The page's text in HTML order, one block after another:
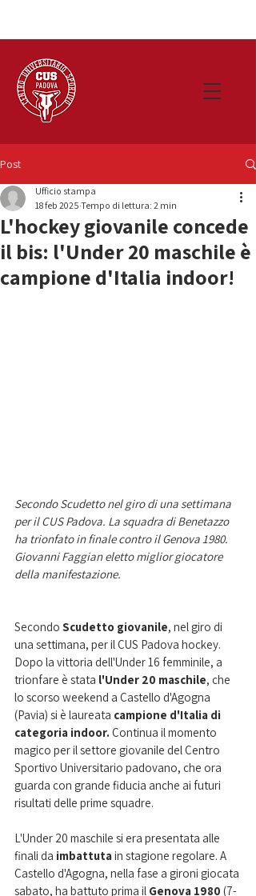
Post
L'hockey giovanile concede
il bis: l'Under 20 maschile è
campione d'Italia indoor!
Ufficio stampa
18 feb 2025 Tempo di lettura: 2 min
Secondo Scudetto nel giro di una settimana
per il CUS Padova. La squadra di Benetazzo
ha trionfato in finale contro il Genova 1980.
Giovanni Faggian eletto miglior giocatore
della manifestazione.
Secondo Scudetto giovanile, nel giro di
una settimana, per il CUS Padova hockey.
Dopo la vittoria dell'Under 16 femminile, a
trionfare è stata l'Under 20 maschile, che
lo scorso weekend a Castello d'Agogna
(Pavia) si è laureata campione d'Italia di
categoria indoor. Continua il momento
magico per il settore giovanile del Centro
Sportivo Universitario padovano, che ora
guarda con grande fiducia anche ai futuri
risultati delle prime squadre.
L'Under 20 maschile si era presentata alle
finali da imbattuta in stagione regolare. A
Castello d'Agogna, nella fase a gironi giocata
sabato, ha battuto prima il Genova 1980 (7-